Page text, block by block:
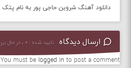
دانلود آهنگ شروین حاجی پور به نام پتک
ارسال دیدگاه تایید شده : ۰ ، در حال بررسی : ۰ ، مجموع : ۰ نظر
You must be logged in to post a comment.